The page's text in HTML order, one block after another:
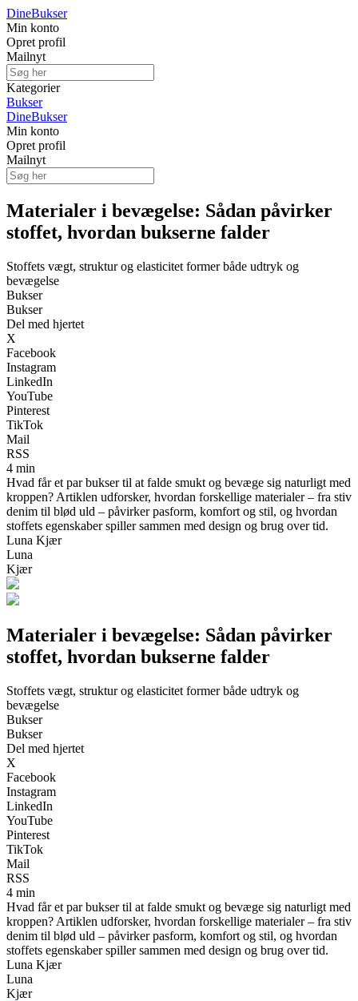
DineBukser
Min konto
Opret profil
Mailnyt
Kategorier
Bukser
DineBukser
Min konto
Opret profil
Mailnyt
Materialer i bevægelse: Sådan påvirker
stoffet, hvordan bukserne falder
Stoffets vægt, struktur og elasticitet former både udtryk og
bevægelse
Bukser
Bukser
Del med hjertet
X
Facebook
Instagram
LinkedIn
YouTube
Pinterest
TikTok
Mail
RSS
4 min
Hvad får et par bukser til at falde smukt og bevæge sig naturligt med
kroppen? Artiklen udforsker, hvordan forskellige materialer – fra stiv
denim til blød uld – påvirker pasform, komfort og stil, og hvordan
stoffets egenskaber spiller sammen med design og brug over tid.
Luna Kjær
Luna
Kjær
Materialer i bevægelse: Sådan påvirker
stoffet, hvordan bukserne falder
Stoffets vægt, struktur og elasticitet former både udtryk og
bevægelse
Bukser
Bukser
Del med hjertet
X
Facebook
Instagram
LinkedIn
YouTube
Pinterest
TikTok
Mail
RSS
4 min
Hvad får et par bukser til at falde smukt og bevæge sig naturligt med
kroppen? Artiklen udforsker, hvordan forskellige materialer – fra stiv
denim til blød uld – påvirker pasform, komfort og stil, og hvordan
stoffets egenskaber spiller sammen med design og brug over tid.
Luna Kjær
Luna
Kjær